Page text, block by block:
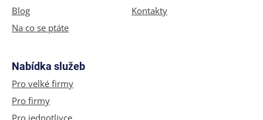
Blog
Na co se ptáte
Kontakty
Nabídka služeb
Pro velké firmy
Pro firmy